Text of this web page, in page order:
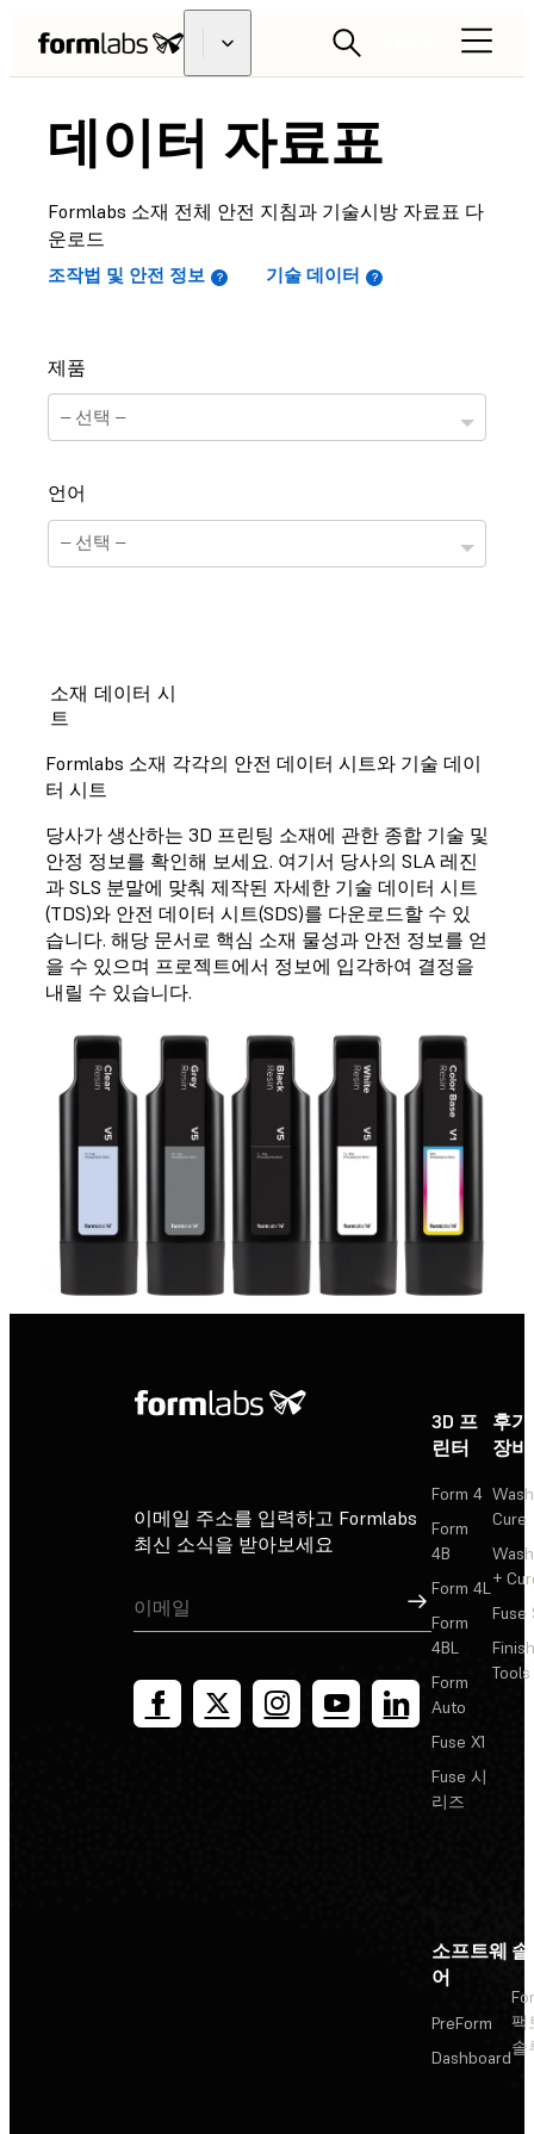
데이터 자료표
Formlabs 소재 전체 안전 지침과 기술시방 자료표 다
운로드
조작법 및 안전 정보 기술 데이터
제품
언어
선택하신 소재는 현재 기술정보 자료표를 준비하는 중
입니다.
안전 정보 자료표
선택하신 소재는 현재 안전정보 자료표를 준비하는 중
입니다.
소재 데이터 시
트
Formlabs 소재 각각의 안전 데이터 시트와 기술 데이
터 시트
당사가 생산하는 3D 프린팅 소재에 관한 종합 기술 및
안정 정보를 확인해 보세요. 여기서 당사의 SLA 레진
과 SLS 분말에 맞춰 제작된 자세한 기술 데이터 시트
(TDS)와 안전 데이터 시트(SDS)를 다운로드할 수 있
습니다. 해당 문서로 핵심 소재 물성과 안전 정보를 얻
을 수 있으며 프로젝트에서 정보에 입각하여 결정을
내릴 수 있습니다.
이메일 주소를 입력하고 Formlabs
최신 소식을 받아보세요
가입
3D 프
린터
Form 4
Form
4B
Form 4L
Form
4BL
Form
Auto
Fuse X1
Fuse 시
리즈
후
장비
Cure
+
Fuse
Tools
소프트웨
어
PreForm
Dashboard
팩
솔